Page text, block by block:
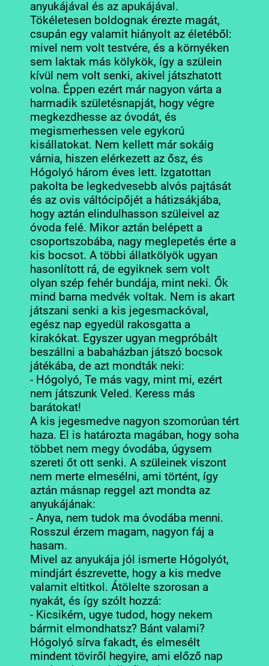
anyukájával és az apukájával.
Tökéletesen boldognak érezte magát,
csupán egy valamit hiányolt az életéből:
mivel nem volt testvére, és a környéken
sem laktak más kölykök, így a szülein
kívül nem volt senki, akivel játszhatott
volna. Éppen ezért már nagyon várta a
harmadik születésnapját, hogy végre
megkezdhesse az óvodát, és
megismerhessen vele egykorú
kisállatokat. Nem kellett már sokáig
várnia, hiszen elérkezett az ősz, és
Hógolyó három éves lett. Izgatottan
pakolta be legkedvesebb alvós pajtását
és az ovis váltócipőjét a hátizsákjába,
hogy aztán elindulhasson szüleivel az
óvoda felé. Mikor aztán belépett a
csoportszobába, nagy meglepetés érte a
kis bocsot. A többi állatkölyök ugyan
hasonlított rá, de egyiknek sem volt
olyan szép fehér bundája, mint neki. Ők
mind barna medvék voltak. Nem is akart
játszani senki a kis jegesmackóval,
egész nap egyedül rakosgatta a
kirakókat. Egyszer ugyan megpróbált
beszállni a babaházban játszó bocsok
játékába, de azt mondták neki:
- Hógolyó, Te más vagy, mint mi, ezért
nem játszunk Veled. Keress más
barátokat!
A kis jegesmedve nagyon szomorúan tért
haza. El is határozta magában, hogy soha
többet nem megy óvodába, úgysem
szereti őt ott senki. A szüleinek viszont
nem merte elmesélni, ami történt, így
aztán másnap reggel azt mondta az
anyukájának:
- Anya, nem tudok ma óvodába menni.
Rosszul érzem magam, nagyon fáj a
hasam.
Mivel az anyukája jól ismerte Hógolyót,
mindjárt észrevette, hogy a kis medve
valamit eltitkol. Átölelte szorosan a
nyakát, és így szólt hozzá:
- Kicsikém, ugye tudod, hogy nekem
bármit elmondhatsz? Bánt valami?
Hógolyó sírva fakadt, és elmesélt
mindent töviről hegyire, ami előző nap